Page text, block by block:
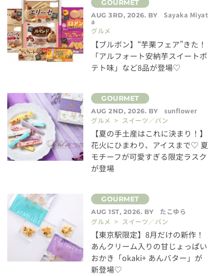
AUG 3RD, 2026. BY Sayaka Miyat
a
グルメ
【ブルボン】“芋栗フェア”きた！
「アルフォート安納芋スイートポ
テト味」など8品が登場♡
AUG 2ND, 2026. BY
sunflower
グルメ > スイーツ／パン
【夏の手土産はこれに決まり！】
花火にひまわり、アイスまで♡ 夏
モチーフが可愛すぎる限定ラスク
が登場
AUG 1ST, 2026. BY
たこゆら
グルメ > スイーツ／パン
【東京駅限定】8月だけの新作！
あんクリーム入りの甘じょっぱい
おかき「okaki+ あんバター」が
新登場♡